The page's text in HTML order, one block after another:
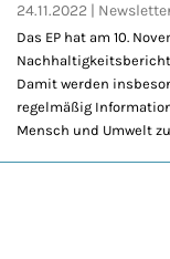
24.11.2022
Das EP hat am 10.
Damit werden
regelmäßig
Mensch und Umwelt